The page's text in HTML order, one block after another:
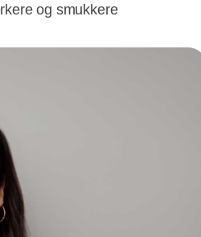
og smukkere